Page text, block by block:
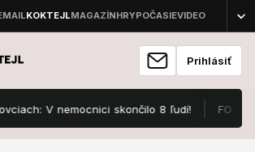
Prihlásiť
V nemocnici skončilo 8 ľudí! FOTO